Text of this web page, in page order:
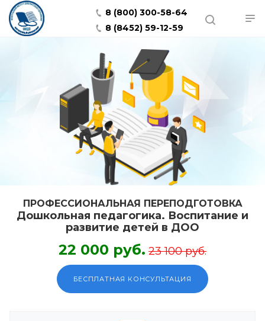
8 (800) 300-58-64
8 (8452) 59-12-59
ПРОФЕССИОНАЛЬНАЯ ПЕРЕПОДГОТОВКА
Дошкольная педагогика. Воспитание и
развитие детей в ДОО
22 000 руб. 23 100 руб.
БЕСПЛАТНАЯ КОНСУЛЬТАЦИЯ